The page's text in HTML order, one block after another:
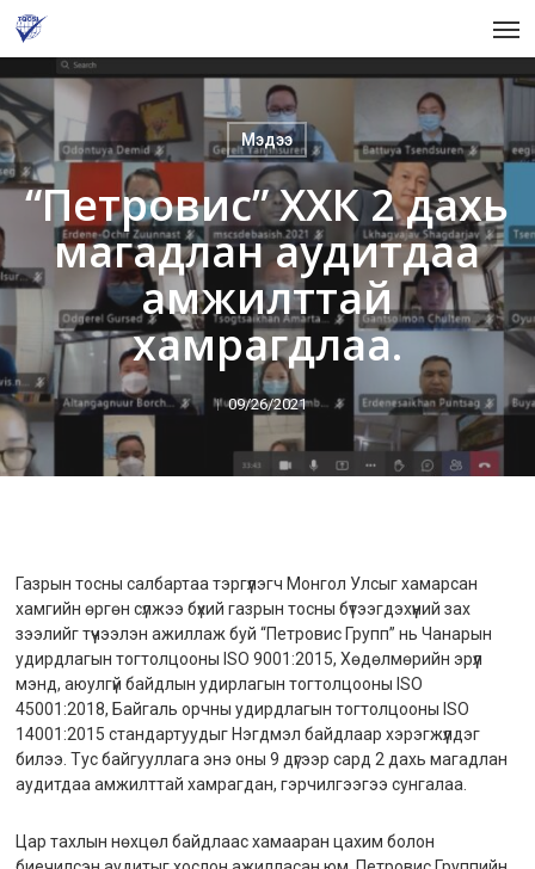
Skip
main
content
Мэдээ
“Петровис” ХХК 2 дахь
магадлан аудитдаа
амжилттай
хамрагдлаа.
09/26/2021
Газрын тосны салбартаа тэргүүлэгч Монгол Улсыг хамарсан
хамгийн өргөн сүлжээ бүхий газрын тосны бүтээгдэхүүний зах
зээлийг түүчээлэн ажиллаж буй “Петровис Групп” нь Чанарын
удирдлагын тогтолцооны ISO 9001:2015, Хөдөлмөрийн эрүүл
мэнд, аюулгүй байдлын удирлагын тогтолцооны ISO
45001:2018, Байгаль орчны удирдлагын тогтолцооны ISO
14001:2015 стандартуудыг Нэгдмэл байдлаар хэрэгжүүлдэг
билээ. Тус байгууллага энэ оны 9 дүгээр сард 2 дахь магадлан
аудитдаа амжилттай хамрагдан, гэрчилгээгээ сунгалаа.
Цар тахлын нөхцөл байдлаас хамааран цахим болон